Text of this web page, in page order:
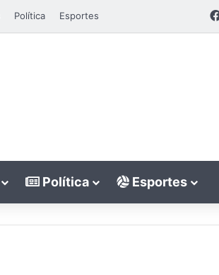
Política Esportes
Política Esportes